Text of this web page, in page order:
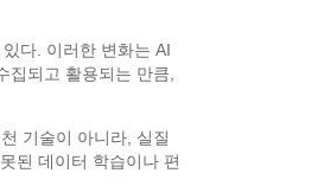
다. 이러한 변화는 AI
되고 활용되는 만큼,
기술이 아니라, 실질
된 데이터 학습이나 편